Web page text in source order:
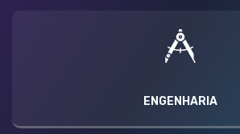
ENGENHARIA